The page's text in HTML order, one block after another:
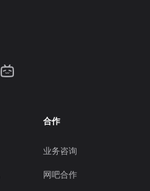
合作
业务咨询
网吧合作